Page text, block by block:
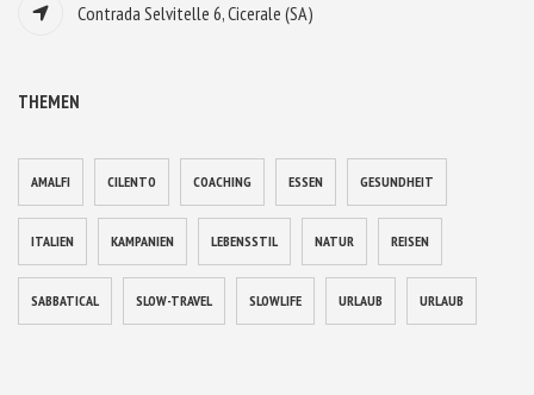
Contrada Selvitelle 6, Cicerale (SA)
THEMEN
AMALFI CILENTO COACHING ESSEN GESUNDHEIT
ITALIEN KAMPANIEN LEBENSSTIL NATUR REISEN
SABBATICAL SLOW-TRAVEL SLOWLIFE URLAUB URLAUB